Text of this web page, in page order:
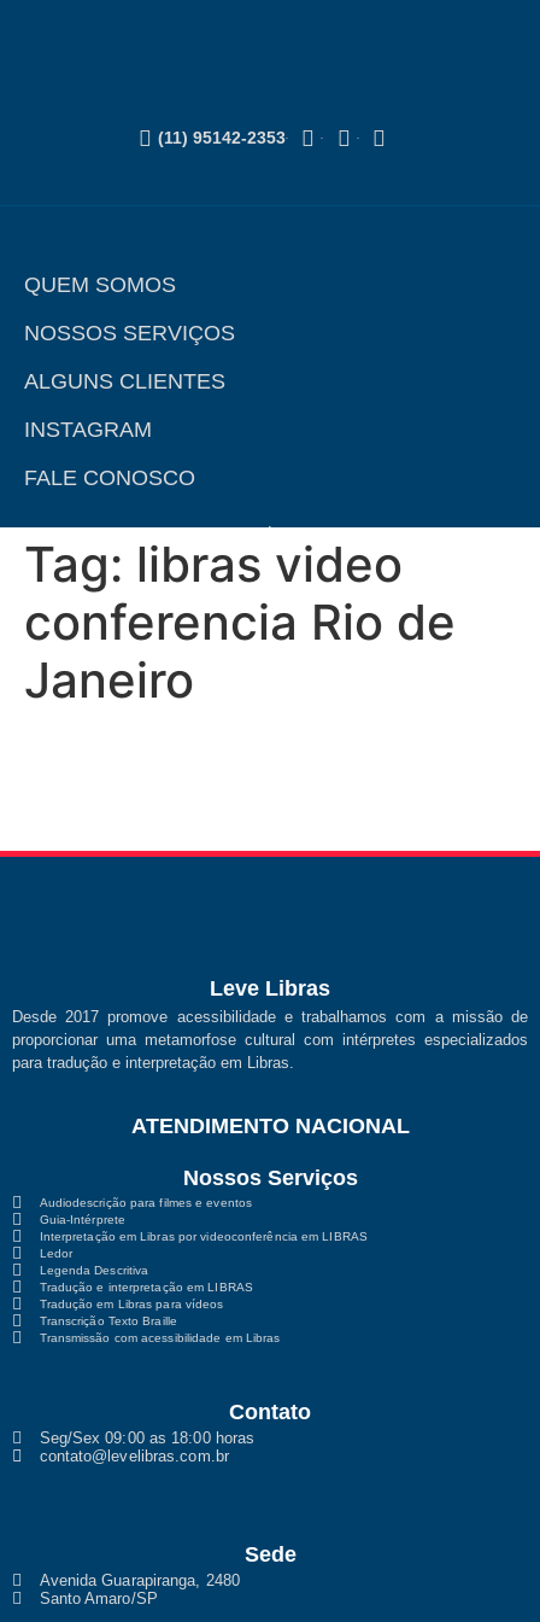
(11) 95142-2353
QUEM SOMOS
NOSSOS SERVIÇOS
ALGUNS CLIENTES
INSTAGRAM
FALE CONOSCO
Tag: libras video
conferencia Rio de
Janeiro
Leve Libras
Desde 2017 promove acessibilidade e trabalhamos com a missão de
proporcionar uma metamorfose cultural com intérpretes especializados
para tradução e interpretação em Libras.
ATENDIMENTO NACIONAL
Nossos Serviços
Audiodescrição para filmes e eventos
Guia-Intérprete
Interpretação em Libras por videoconferência em LIBRAS
Ledor
Legenda Descritiva
Tradução e interpretação em LIBRAS
Tradução em Libras para vídeos
Transcrição Texto Braille
Transmissão com acessibilidade em Libras
Contato
Seg/Sex 09:00 as 18:00 horas
contato@levelibras.com.br
Sede
Avenida Guarapiranga, 2480
Santo Amaro/SP